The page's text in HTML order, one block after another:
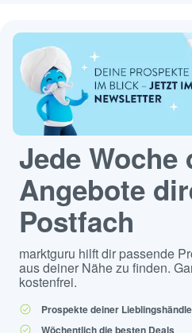
Jede Woche
Angebote
Postfach
marktguru hilft dir passende
aus deiner Nähe zu finden.
kostenfrei.
Prospekte deiner
Wöchentlich die besten Deals